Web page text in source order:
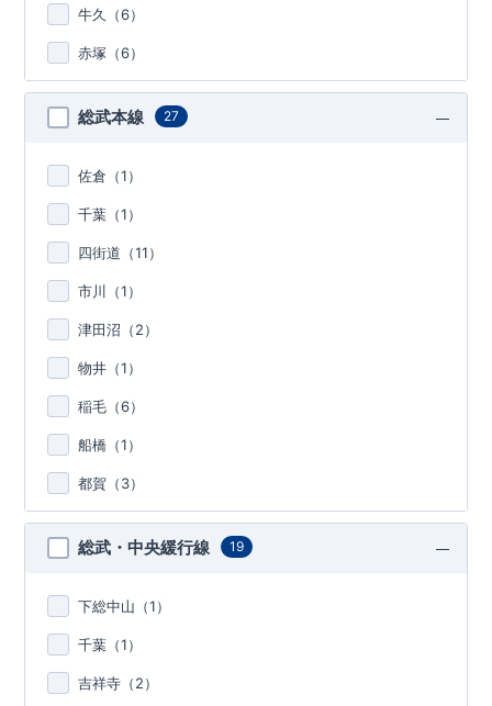
牛久（6）
赤塚（6）
総武本線 27
佐倉（1）
千葉（1）
四街道（11）
市川（1）
津田沼（2）
物井（1）
稲毛（6）
船橋（1）
都賀（3）
総武・中央緩行線 19
下総中山（1）
千葉（1）
吉祥寺（2）